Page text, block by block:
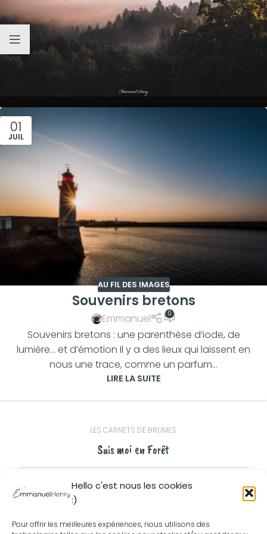
Hello c'est nous les cookies
:)
Pour offrir les meilleures expériences, nous utilisons des
01
JUIL
AU FIL DES IMAGES
Souvenirs bretons
Emmanuel 0
Souvenirs bretons : une parenthèse d’iode, de
lumière… et d’émotion Il y a des lieux qui laissent en
nous une trace, comme un parfum...
LIRE LA SUITE
LES CARNETS DE BRUMES
Suis moi en Forêt
Ton adresse me sert uniquement à t'envoyer les carnets de